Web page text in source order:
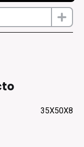
35X50X8